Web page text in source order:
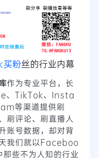
粉丝的行业内幕
作为专业平台，长
、TikTok、Insta
等渠道提供刷
刷评论、刷直播人
账号数据，却对背
我们就以Faceboo
些不为人知的行业